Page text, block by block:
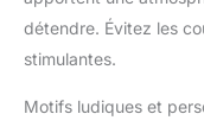
détendre. Évitez les
stimulantes.
Motifs ludiques et